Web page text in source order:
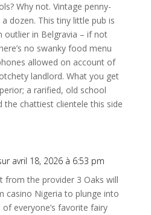
Why not. Vintage penny-
dozen. This tiny little pub is
outlier in Belgravia – if not
no swanky food menu
allowed on account of
landlord. What you get
a rarified, old school
the chattiest clientele this side
avril 18, 2026 à 6:53 pm
from the provider 3 Oaks will
casino Nigeria to plunge into
everyone’s favorite fairy